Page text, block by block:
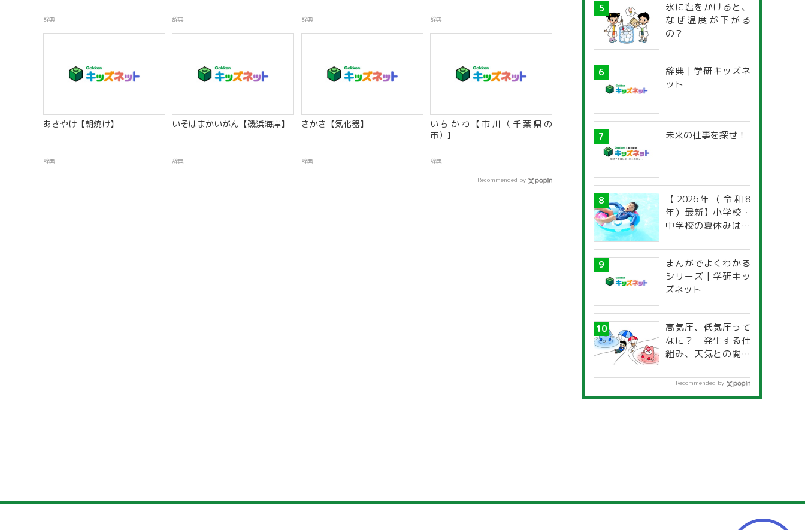
辞典 辞典 辞典 辞典
あさやけ【朝焼け】
辞典
いそはまかいがん【磯浜海岸】
辞典
きかき【気化器】
辞典
いちかわ【市川（千葉県の
市）】
辞典
Recommended by
氷に塩をかけると、
なぜ温度が下がる
の？
辞典 | 学研キッズネ
ット
未来の仕事を探せ！
【2026年（令和8
年）最新】小学校・
中学校の夏休みはい
道府県別「夏季休暇
一覧」
まんがでよくわかる
シリーズ | 学研キッ
ズネット
高気圧、低気圧って
なに？ 発生する仕
組み、天気との関係
Recommended by